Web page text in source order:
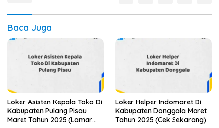
Baca Juga
Loker Asisten Kepala Toko Di
Kabupaten Pulang Pisau
Maret Tahun 2025 (Lamar
Loker Helper Indomaret Di
Kabupaten Donggala Maret
Tahun 2025 (Cek Sekarang)